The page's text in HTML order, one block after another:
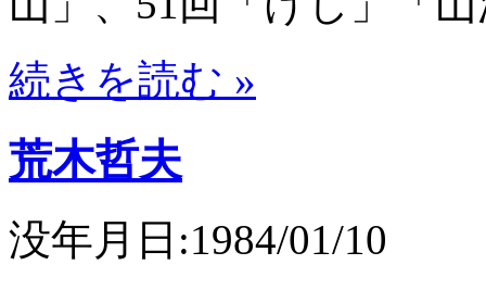
続きを読む »
荒木哲夫
没年月日:1984/01/10